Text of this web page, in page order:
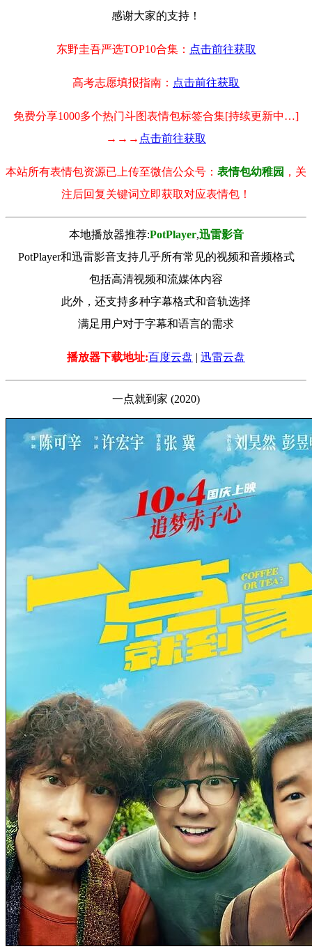
感谢大家的支持！
东野圭吾严选TOP10合集： 点击前往获取
高考志愿填报指南： 点击前往获取
免费分享1000多个热门斗图表情包标签合集[持续更新中…]
→→→ 点击前往获取
本站所有表情包资源已上传至微信公众号： 表情包幼稚园 ，关
注后回复关键词立即获取对应表情包！
本地播放器推荐:РotРlayer,迅雷影音
PotPlayer和迅雷影音支持几乎所有常见的视频和音频格式
包括高清视频和流媒体内容
此外，还支持多种字幕格式和音轨选择
满足用户对于字幕和语言的需求
播放器下载地址:百度云盘 | 迅雷云盘
一点就到家 (2020)